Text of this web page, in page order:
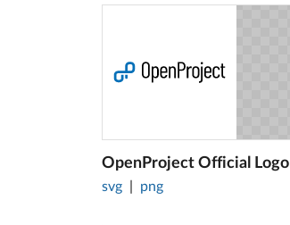
OpenProject Official Logo
svg png